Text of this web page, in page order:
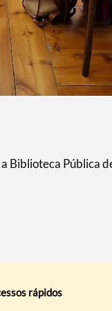
Pública
rápidos